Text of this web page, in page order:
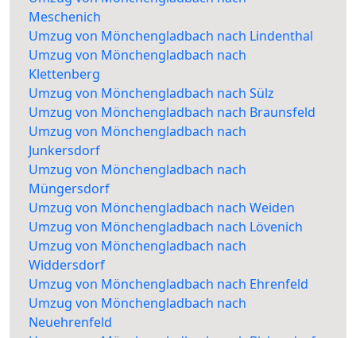
Meschenich
Umzug von Mönchengladbach nach Lindenthal
Umzug von Mönchengladbach nach
Klettenberg
Umzug von Mönchengladbach nach Sülz
Umzug von Mönchengladbach nach Braunsfeld
Umzug von Mönchengladbach nach
Junkersdorf
Umzug von Mönchengladbach nach
Müngersdorf
Umzug von Mönchengladbach nach Weiden
Umzug von Mönchengladbach nach Lövenich
Umzug von Mönchengladbach nach
Widdersdorf
Umzug von Mönchengladbach nach Ehrenfeld
Umzug von Mönchengladbach nach
Neuehrenfeld